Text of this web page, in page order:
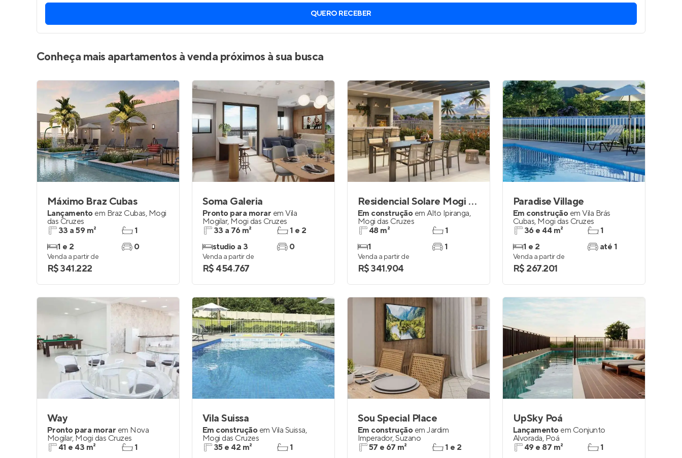
QUERO RECEBER
Conheça mais apartamentos à venda próximos à sua busca
Máximo Braz Cubas
Lançamento em Braz Cubas, Mogi
das Cruzes
33 a 59 m²
1 e 2
1
0
Venda a partir de
R$ 341.222
Soma Galeria
Pronto para morar em Vila
Mogilar, Mogi das Cruzes
33 a 76 m²
studio a 3
1 e 2
0
Venda a partir de
R$ 454.767
Residencial Solare Mogi Moderno
Em construção em Alto Ipiranga,
Mogi das Cruzes
48 m²
1
1
1
Venda a partir de
R$ 341.904
Paradise Village
Em construção em Vila Brás
Cubas, Mogi das Cruzes
36 e 44 m²
1 e 2
1
até 1
Venda a partir de
R$ 267.201
Way
Pronto para morar em Nova
Mogilar, Mogi das Cruzes
41 e 43 m²
1
Vila Suissa
Em construção em Vila Suissa,
Mogi das Cruzes
35 e 42 m²
1
Sou Special Place
Em construção em Jardim
Imperador,Suzano
57 e 67 m²
1 e 2
UpSky Poá
Lançamento em Conjunto
Alvorada, Poá
49 e 87 m²
1